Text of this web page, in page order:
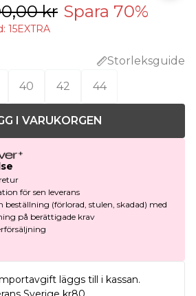
kr Spara 70%
15EXTRA
Storleksguide
40 42 44
I VARUKORGEN
för sen leverans
beställning (förlorad, stulen, skadad) med
på berättigade krav
läggs till i kassan.